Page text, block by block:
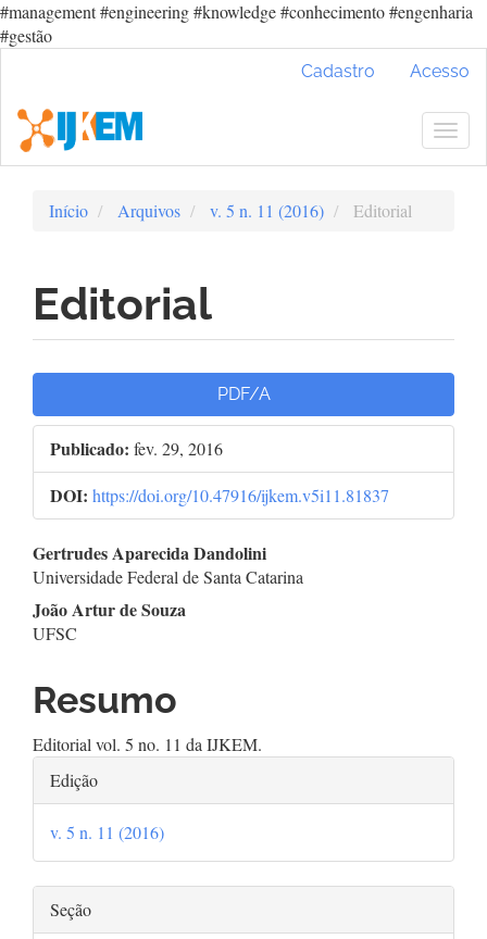
#management #engineering #knowledge #conhecimento #engenharia
#gestão
Conteúdo
principal
Barra
Cadastro Acesso
Início Arquivos v. 5 n. 11 (2016) Editorial
Editorial
Barra
lateral
de
artigos
PDF/A
Publicado: fev. 29, 2016
DOI: https://doi.org/10.47916/ijkem.v5i11.81837
Conteúdo
do
artigo
principal
Gertrudes Aparecida Dandolini
Universidade Federal de Santa Catarina
João Artur de Souza
UFSC
Resumo
Editorial vol. 5 no. 11 da IJKEM.
Detalhes
do
artigo
Edição
v. 5 n. 11 (2016)
Seção